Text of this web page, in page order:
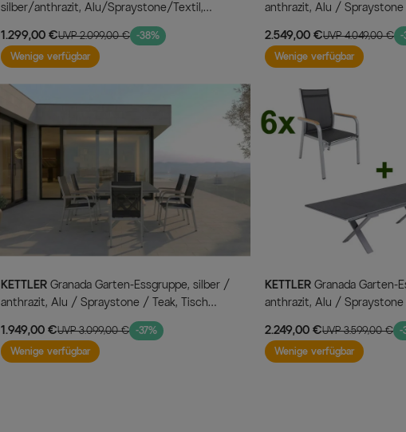
silber/anthrazit, Alu/Spraystone/Textil,
160x95 cm, 6 Stapelsessel
1.299,00 €UVP 2.099,00 € -38%
Wenige verfügbar
anthrazit, Alu / Spraystone
180/280 x 100 cm, 8
Klappstühle
2.549,00 €UVP 4.049,00 € -
Wenige verfügbar
KETTLER
anthrazit, Alu / Spraystone / Teak, Tisch
180/280x100cm, 6 Stapelsessel
1.949,00 €UVP 3.099,00 € -37%
Wenige verfügbar
KETTLER
anthrazit, Alu / Spraystone
180/280 x 100 cm, 6
Klappstühle
2.249,00 €UVP 3.599,00 € -
Wenige verfügbar